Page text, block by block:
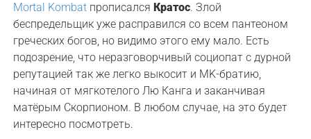
Mortal Kombat прописалсяКратос. Злой
беспредельщик уже расправился со всем пантеоном
греческих богов, но видимо этого ему мало. Есть
подозрение, что неразговорчивый социопат с дурной
репутацией так же легко выкосит и MK-братию,
начиная от мягкотелого Лю Канга и заканчивая
матёрым Скорпионом. В любом случае, на это будет
интересно посмотреть.